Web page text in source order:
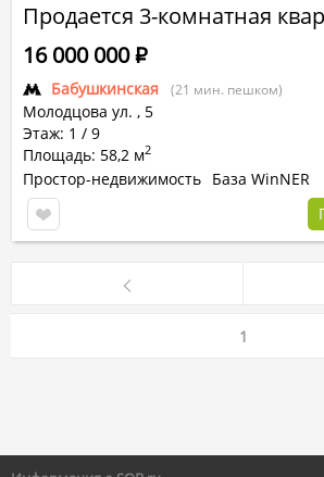
Продается 3-комнатная
Бабушкинская (21 мин. пешком)
Молодцова ул. , 5
Этаж: 1 / 9
Площадь: 58,2 м2
16 000 000Р
Простор-недвижимость База WinNER
1